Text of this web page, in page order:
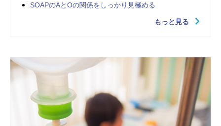
SOAPのAとOの関係をしっかり見極める
もっと見る